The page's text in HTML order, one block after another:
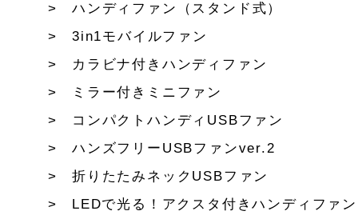
ハンディファン（スタンド式）
3in1モバイルファン
カラビナ付きハンディファン
ミラー付きミニファン
コンパクトハンディUSBファン
ハンズフリーUSBファンver.2
折りたたみネックUSBファン
LEDで光る！アクスタ付きハンディファン